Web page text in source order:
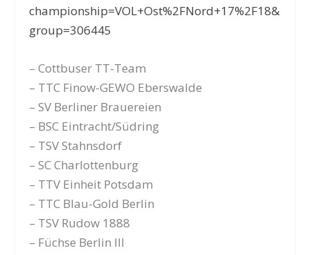
championship=VOL+Ost%2FNord+17%2F18&
group=306445
– Cottbuser TT-Team
– TTC Finow-GEWO Eberswalde
– SV Berliner Brauereien
– BSC Eintracht/Südring
– TSV Stahnsdorf
– SC Charlottenburg
– TTV Einheit Potsdam
– TTC Blau-Gold Berlin
– TSV Rudow 1888
– Füchse Berlin III